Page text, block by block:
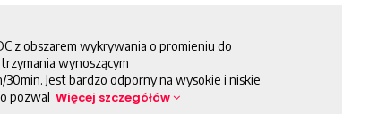
z obszarem wykrywania o promieniu do
wynoszącym
Jest bardzo odporny na wysokie i niskie
pozwal Więcej szczegółów